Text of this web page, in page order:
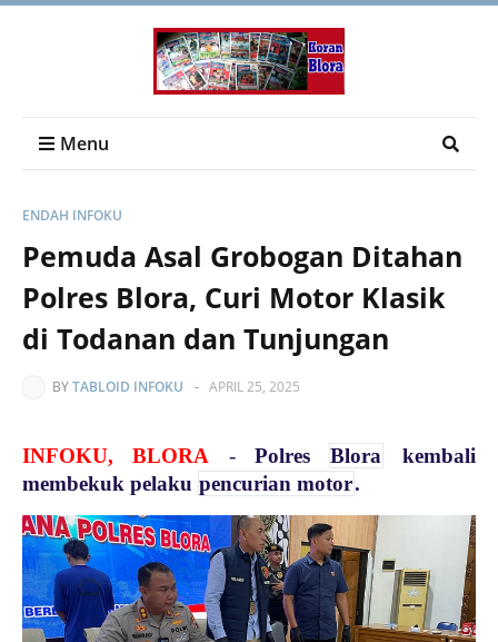
Menu
ENDAH INFOKU
Pemuda Asal Grobogan Ditahan
Polres Blora, Curi Motor Klasik
di Todanan dan Tunjungan
BYTABLOID INFOKU - APRIL 25, 2025
INFOKU, BLORA - Polres Blora
kembali
membekuk pelaku pencurian motor.